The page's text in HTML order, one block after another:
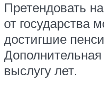
Претендовать
от государства
достигшие
выслугу лет.